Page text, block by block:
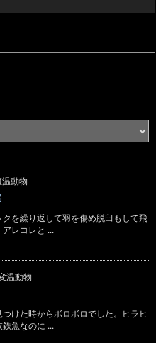
温動物
を繰り返して羽を傷め脱臼もして飛
レコレと ...
温動物
けた時からボロボロでした。ヒラヒ
魚なのに ...